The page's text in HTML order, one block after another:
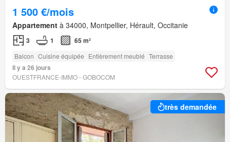
1 500 €/mois
Appartement à 34000, Montpellier, Hérault, Occitanie
3 1 65 m²
Balcon Cuisine équipée Entièrement meublé Terrasse
Il y a 26 jours
OUESTFRANCE-IMMO - GOBOCOM
très demandée